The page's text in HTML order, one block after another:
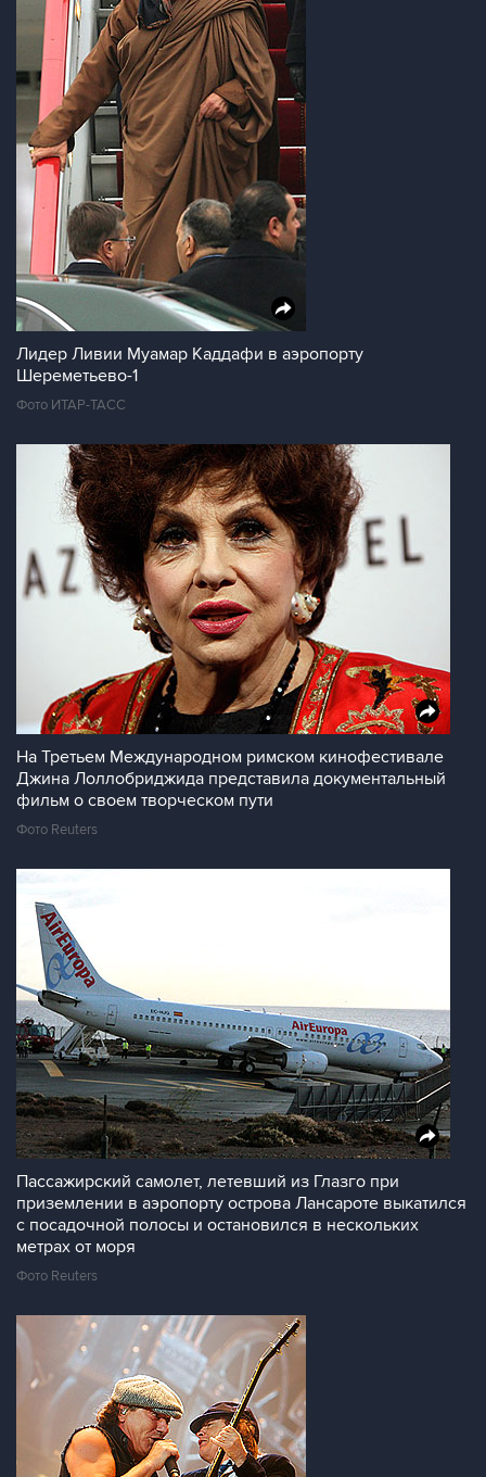
Лидер Ливии Муамар Каддафи в аэропорту
Шереметьево-1
Фото ИТАР-ТАСС
На Третьем Международном римском кинофестивале
Джина Лоллобриджида представила документальный
фильм о своем творческом пути
Фото Reuters
Пассажирский самолет, летевший из Глазго при
приземлении в аэропорту острова Лансароте выкатился
с посадочной полосы и остановился в нескольких
метрах от моря
Фото Reuters